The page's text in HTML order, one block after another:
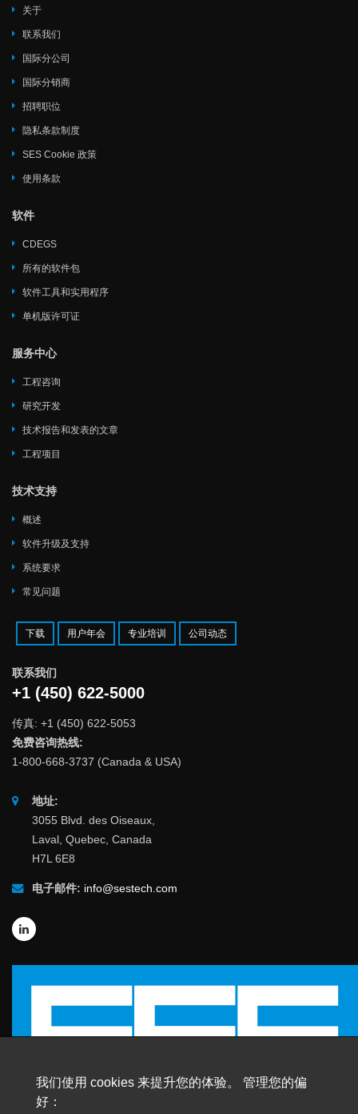
关于
联系我们
国际分公司
国际分销商
招聘职位
隐私条款制度
SES Cookie 政策
使用条款
软件
CDEGS
所有的软件包
软件工具和实用程序
单机版许可证
服务中心
工程咨询
研究开发
技术报告和发表的文章
工程项目
技术支持
概述
软件升级及支持
系统要求
常见问题
下载 用户年会 专业培训 公司动态
联系我们
+1 (450) 622-5000
传真: +1 (450) 622-5053
免费咨询热线:
1-800-668-3737 (Canada & USA)
地址:
3055 Blvd. des Oiseaux,
Laval, Quebec, Canada
H7L 6E8
电子邮件: info@sestech.com
我们使用 cookies 来提升您的体验。 管理您的偏
好：